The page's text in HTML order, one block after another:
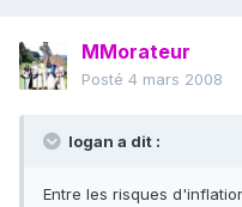
MMorateur
Posté 4 mars 2008
logan a dit :
Entre les risques